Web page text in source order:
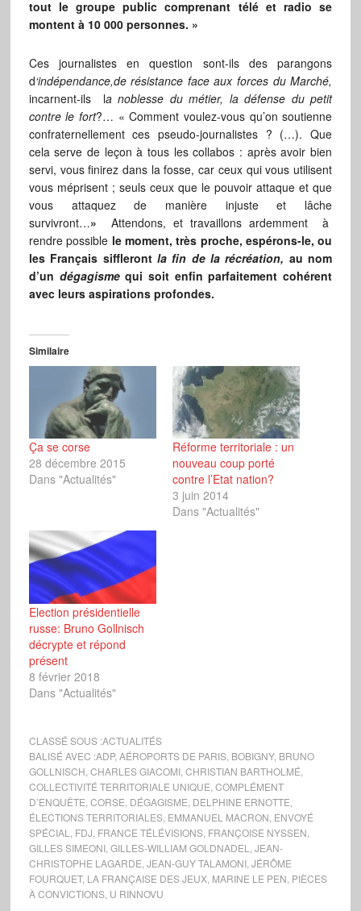
tout le groupe public comprenant télé et radio se
montent à 10 000 personnes. »
Ces journalistes en question sont-ils des parangons
d‘indépendance,de résistance face aux forces du Marché,
incarnent-ils la noblesse du métier, la défense du petit
contre le fort?… « Comment voulez-vous qu’on soutienne
confraternellement ces pseudo-journalistes ? (…). Que
cela serve de leçon à tous les collabos : après avoir bien
servi, vous finirez dans la fosse, car ceux qui vous utilisent
vous méprisent ; seuls ceux que le pouvoir attaque et que
vous attaquez de manière injuste et lâche
survivront…»
Attendons, et travaillons ardemment à
rendre possible le moment, très proche, espérons-le, ou
les Français sifflerontla fin de la récréation, au nom
d’un dégagismequi soit enfin parfaitement cohérent
avec leurs aspirations profondes.
Similaire
Ça se corse
28 décembre 2015
Dans "Actualités"
Réforme territoriale : un
nouveau coup porté
contre l’Etat nation?
3 juin 2014
Dans "Actualités"
Election présidentielle
russe: Bruno Gollnisch
décrypte et répond
présent
8 février 2018
Dans "Actualités"
CLASSÉ SOUS :ACTUALITÉS
BALISÉ AVEC :ADP, AÉROPORTS DE PARIS, BOBIGNY, BRUNO
GOLLNISCH CHARLES GIACOMI, CHRISTIAN BARTHOLMÉ
COLLECTIVITÉ TERRITORIALE UNIQUE COMPLÉMENT
D’ENQUÊTE CORSE DÉGAGISME DELPHINE ERNOTTE
ÉLECTIONS TERRITORIALES, EMMANUEL MACRON ENVOYÉ
SPÉCIAL
FDJ FRANCE TÉLÉVISIONS, FRANÇOISE NYSSEN
GILLES SIMEONI, GILLES-WILLIAM GOLDNADEL
JEAN-
CHRISTOPHE LAGARDE JEAN-GUY TALAMONI, JÉRÔME
FOURQUET, LA FRANÇAISE DES JEUX, MARINE LE PEN PIÈCES
À CONVICTIONS, U RINNOVU